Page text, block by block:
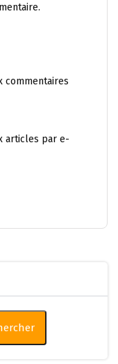
commentaires
articles par e-